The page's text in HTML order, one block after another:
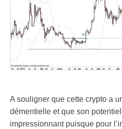
A souligner que cette crypto a
démentielle et que son
impressionnant puisque pour